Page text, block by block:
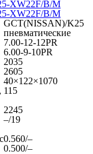
GCT(NISSAN)/K25
пневматические
7.00-12-12PR
6.00-9-10PR
2035
2605
40×122×1070
115
2245
–/19
0.560/–
0.500/–